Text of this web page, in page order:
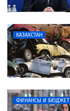
КАЗАХСТАН
ФИНАНСЫ И БЮДЖЕТ